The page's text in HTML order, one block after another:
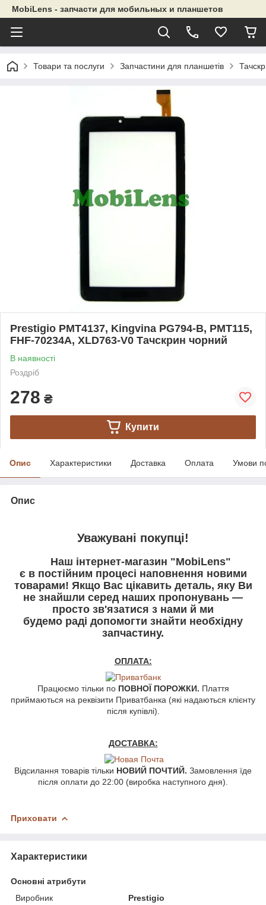
MobiLens - запчасти для мобильных и планшетов
Товари та послуги Запчастини для планшетів
Prestigio PMT4137, Kingvina PG794-B, PMT115,
FHF-70234A, XLD763-V0 Тачскрин чорний
В наявності
Роздріб
278 ₴
Купити
Опис Характеристики Доставка Оплата Умови
Опис
Уважувані покупці!
Наш інтернет-магазин "MobiLens"
є в постійним процесі наповнення новими
товарами! Якщо Вас цікавить деталь, яку Ви
не знайшли серед наших пропонувань —
просто зв'язатися з нами й ми
будемо раді допомогти знайти необхідну
запчастину.
ОПЛАТА:
Працюємо тільки по ПОВНОЇ ПОРОЖКИ. Плаття
приймаються на реквізити Приватбанка (які надаються клієнту
після купівлі).
ДОСТАВКА:
Відсилання товарів тільки НОВИЙ ПОЧТИЙ. Замовлення їде
після оплати до 22:00 (виробка наступного дня).
Приховати
Характеристики
Основні атрибути
Виробник
Prestigio